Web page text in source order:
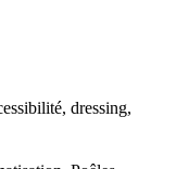
dressing,